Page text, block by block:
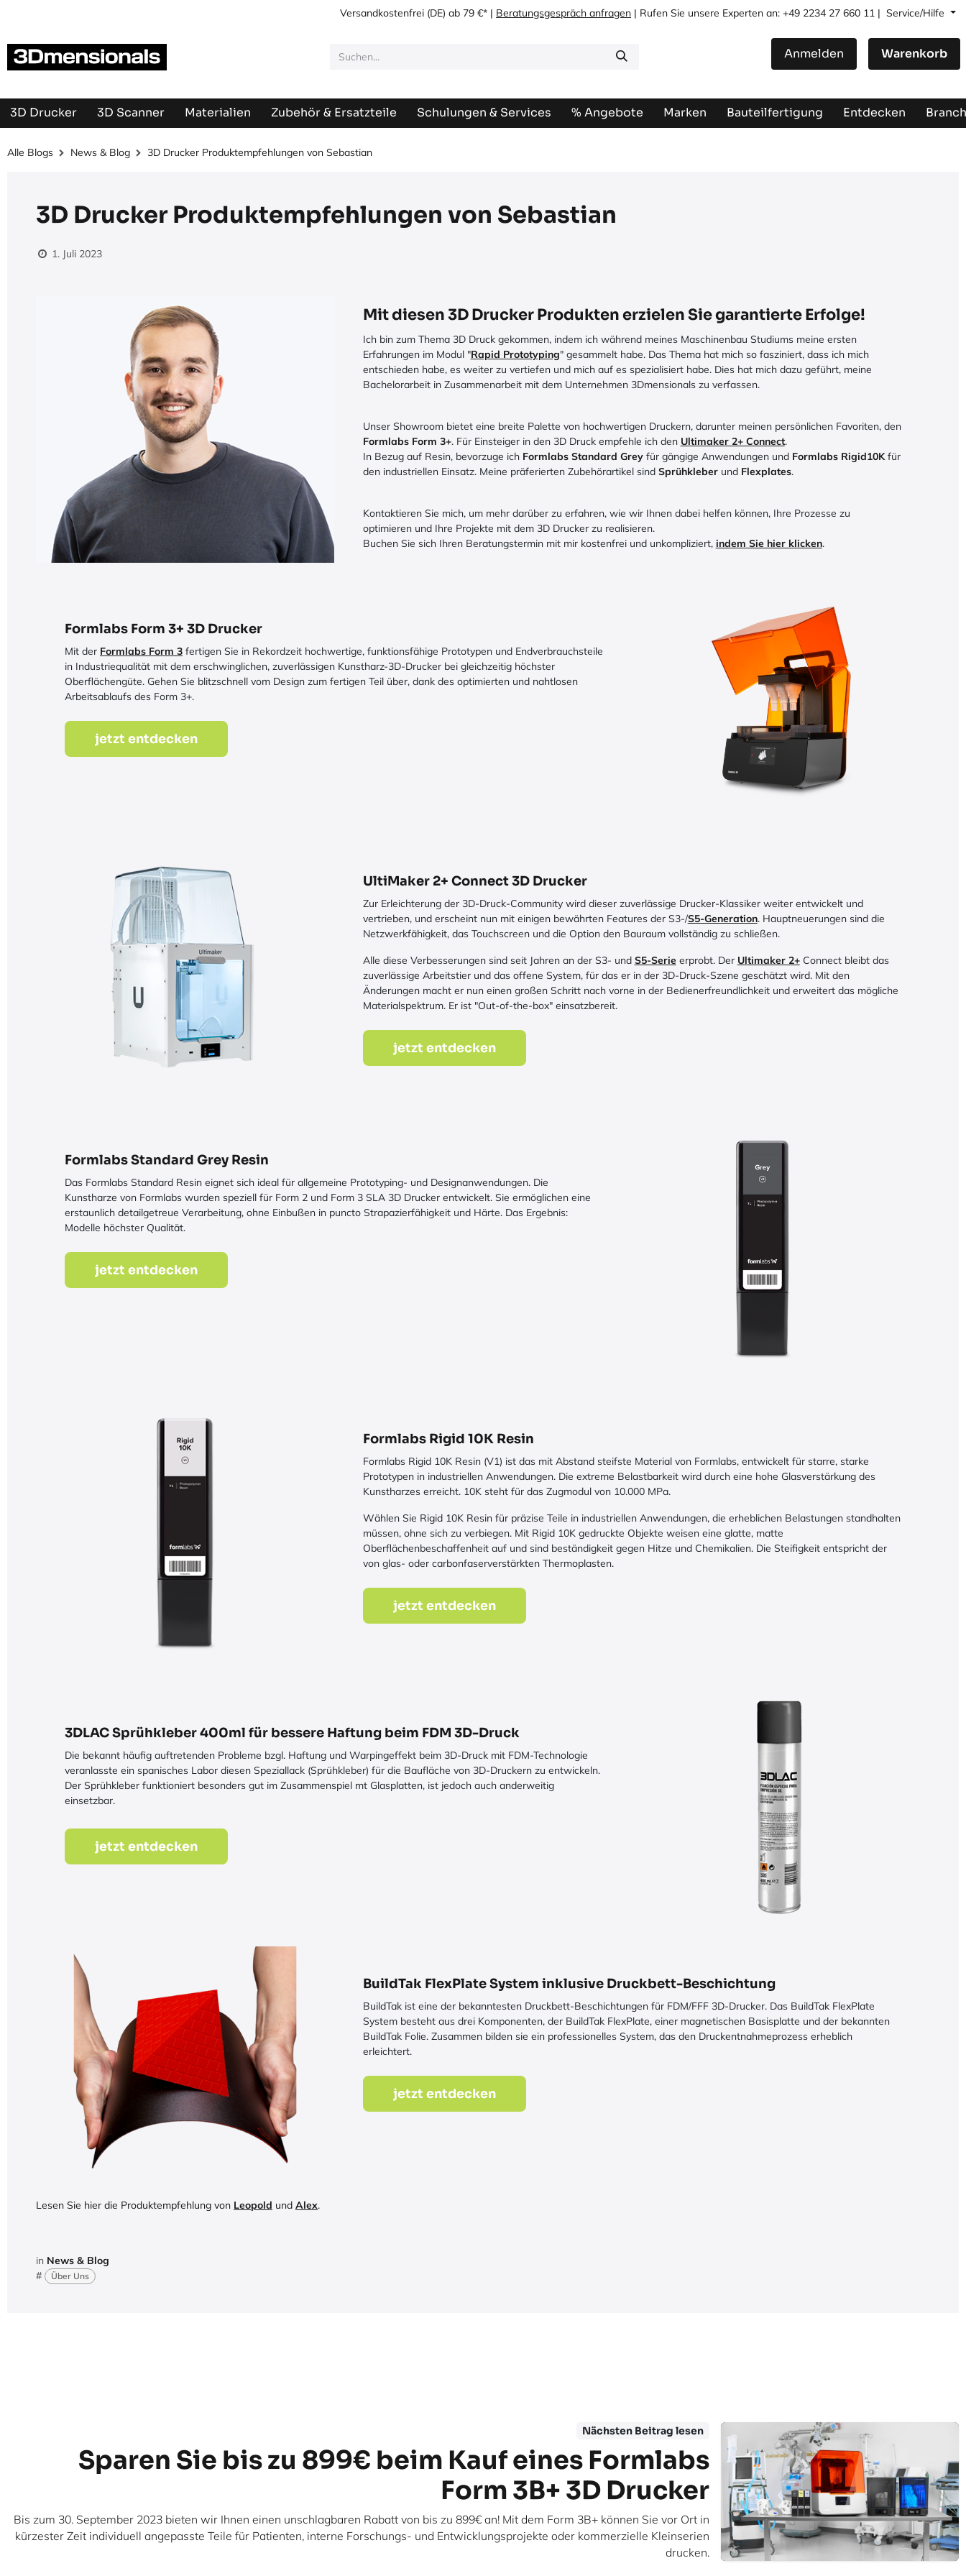
Versandkostenfrei (DE) ab 79 €* | Beratungsgespräch anfragen | Rufen Sie unsere Experten an: +49 2234 27 660 11 | Service/Hilfe
Anmelden Warenkorb
3D Drucker 3D Scanner Materialien Zubehör & Ersatzteile Schulungen & Services % Angebote Marken Bauteilfertigung Entdecken
Alle Blogs News & Blog 3D Drucker Produktempfehlungen von Sebastian
3D Drucker Produktempfehlungen von Sebastian
1. Juli 2023
Mit diesen 3D Drucker Produkten erzielen Sie garantierte Erfolge!
Ich bin zum Thema 3D Druck gekommen, indem ich während meines Maschinenbau Studiums meine ersten
Erfahrungen im Modul "Rapid Prototyping" gesammelt habe. Das Thema hat mich so fasziniert, dass ich mich
entschieden habe, es weiter zu vertiefen und mich auf es spezialisiert habe. Dies hat mich dazu geführt, meine
Bachelorarbeit in Zusammenarbeit mit dem Unternehmen 3Dmensionals zu verfassen.
Unser Showroom bietet eine breite Palette von hochwertigen Druckern, darunter meinen persönlichen Favoriten, den
Formlabs Form 3+. Für Einsteiger in den 3D Druck empfehle ich den Ultimaker 2+ Connect.
In Bezug auf Resin, bevorzuge ich Formlabs Standard Greyfür gängige Anwendungen und Formlabs Rigid10Kfür
den industriellen Einsatz. Meine präferierten Zubehörartikel sind Sprühkleberund Flexplates.
Kontaktieren Sie mich, um mehr darüber zu erfahren, wie wir Ihnen dabei helfen können, Ihre Prozesse zu
optimieren und Ihre Projekte mit dem 3D Drucker zu realisieren.
Buchen Sie sich Ihren Beratungstermin mit mir kostenfrei und unkompliziert, indem Sie hier klicken.
Formlabs Form 3+ 3D Drucker
Mit der Formlabs Form 3 fertigen Sie in Rekordzeit hochwertige, funktionsfähige Prototypen und Endverbrauchsteile
in Industriequalität mit dem erschwinglichen, zuverlässigen Kunstharz-3D-Drucker bei gleichzeitig höchster
Oberflächengüte. Gehen Sie blitzschnell vom Design zum fertigen Teil über, dank des optimierten und nahtlosen
Arbeitsablaufs des Form 3+.
jetzt entdecken
UltiMaker 2+ Connect 3D Drucker
Zur Erleichterung der 3D-Druck-Community wird dieser zuverlässige Drucker-Klassiker weiter entwickelt und
vertrieben, und erscheint nun mit einigen bewährten Features der S3-/S5-Generation. Hauptneuerungen sind die
Netzwerkfähigkeit, das Touchscreen und die Option den Bauraum vollständig zu schließen.
Alle diese Verbesserungen sind seit Jahren an der S3- und S5-Serie erprobt. Der Ultimaker 2+Connect bleibt das
zuverlässige Arbeitstier und das offene System, für das er in der 3D-Druck-Szene geschätzt wird. Mit den
Änderungen macht er nun einen großen Schritt nach vorne in der Bedienerfreundlichkeit und erweitert das mögliche
Materialspektrum. Er ist "Out-of-the-box" einsatzbereit.
jetzt entdecken
Formlabs Standard Grey Resin
Das Formlabs Standard Resin eignet sich ideal für allgemeine Prototyping- und Designanwendungen. Die
Kunstharze von Formlabs wurden speziell für Form 2 und Form 3 SLA 3D Drucker entwickelt. Sie ermöglichen eine
erstaunlich detailgetreue Verarbeitung, ohne Einbußen in puncto Strapazierfähigkeit und Härte. Das Ergebnis:
Modelle höchster Qualität.
jetzt entdecken
Formlabs Rigid 10K Resin
Formlabs Rigid 10K Resin (V1) ist das mit Abstand steifste Material von Formlabs, entwickelt für starre, starke
Prototypen in industriellen Anwendungen. Die extreme Belastbarkeit wird durch eine hohe Glasverstärkung des
Kunstharzes erreicht. 10K steht für das Zugmodul von 10.000 MPa.
Wählen Sie Rigid 10K Resin für präzise Teile in industriellen Anwendungen, die erheblichen Belastungen standhalten
müssen, ohne sich zu verbiegen. Mit Rigid 10K gedruckte Objekte weisen eine glatte, matte
Oberflächenbeschaffenheit auf und sind beständigkeit gegen Hitze und Chemikalien. Die Steifigkeit entspricht der
von glas- oder carbonfaserverstärkten Thermoplasten.
jetzt entdecken
3DLAC Sprühkleber 400ml für bessere Haftung beim FDM 3D-Druck
Die bekannt häufig auftretenden Probleme bzgl. Haftung und Warpingeffekt beim 3D-Druck mit FDM-Technologie
veranlasste ein spanisches Labor diesen Speziallack (Sprühkleber) für die Baufläche von 3D-Druckern zu entwickeln.
Der Sprühkleber funktioniert besonders gut im Zusammenspiel mt Glasplatten, ist jedoch auch anderweitig
einsetzbar.
jetzt entdecken
BuildTak FlexPlate System inklusive Druckbett-Beschichtung
BuildTak ist eine der bekanntesten Druckbett-Beschichtungen für FDM/FFF 3D-Drucker. Das BuildTak FlexPlate
System besteht aus drei Komponenten, der BuildTak FlexPlate, einer magnetischen Basisplatte und der bekannten
BuildTak Folie. Zusammen bilden sie ein professionelles System, das den Druckentnahmeprozess erheblich
erleichtert.
jetzt entdecken
Lesen Sie hier die Produktempfehlung von Leopold und Alex.
in News & Blog
#
Über Uns
Nächsten Beitrag lesen
Sparen Sie bis zu 899€ beim Kauf eines Formlabs
Form 3B+ 3D Drucker
Bis zum 30. September 2023 bieten wir Ihnen einen unschlagbaren Rabatt von bis zu 899€ an! Mit dem Form 3B+ können Sie vor Ort in
kürzester Zeit individuell angepasste Teile für Patienten, interne Forschungs- und Entwicklungsprojekte oder kommerzielle Kleinserien
drucken.